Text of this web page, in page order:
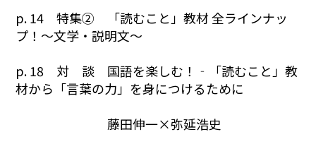
p. 14 特集② 「読むこと」教材 全ラインナッ
プ！～文学・説明文～
p. 18 対 談 国語を楽しむ！‐「読むこと」教
材から「言葉の力」を身につけるために
藤田伸一×弥延浩史